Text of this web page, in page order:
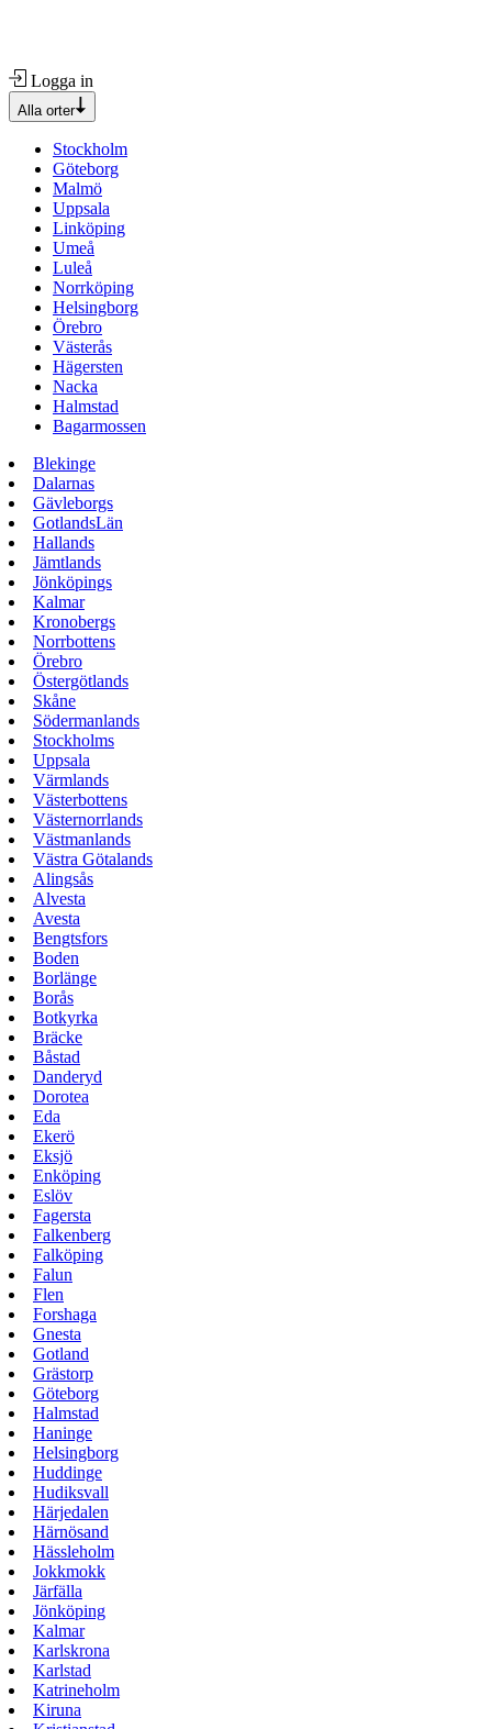
Logga in
Alla orter
Stockholm
Göteborg
Malmö
Uppsala
Linköping
Umeå
Luleå
Norrköping
Helsingborg
Örebro
Västerås
Hägersten
Nacka
Halmstad
Bagarmossen
Blekinge
Dalarnas
Gävleborgs
GotlandsLän
Hallands
Jämtlands
Jönköpings
Kalmar
Kronobergs
Norrbottens
Örebro
Östergötlands
Skåne
Södermanlands
Stockholms
Uppsala
Värmlands
Västerbottens
Västernorrlands
Västmanlands
Västra Götalands
Alingsås
Alvesta
Avesta
Bengtsfors
Boden
Borlänge
Borås
Botkyrka
Bräcke
Båstad
Danderyd
Dorotea
Eda
Ekerö
Eksjö
Enköping
Eslöv
Fagersta
Falkenberg
Falköping
Falun
Flen
Forshaga
Gnesta
Gotland
Grästorp
Göteborg
Halmstad
Haninge
Helsingborg
Huddinge
Hudiksvall
Härjedalen
Härnösand
Hässleholm
Jokkmokk
Järfälla
Jönköping
Kalmar
Karlskrona
Karlstad
Katrineholm
Kiruna